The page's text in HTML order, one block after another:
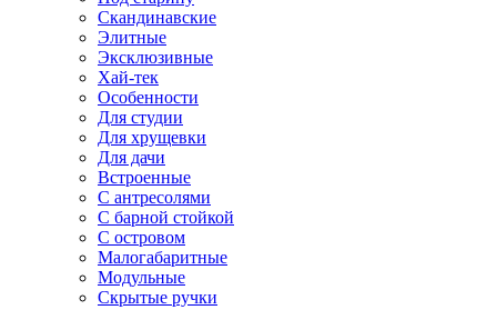
Скандинавские
Элитные
Эксклюзивные
Хай-тек
Особенности
Для студии
Для хрущевки
Для дачи
Встроенные
С антресолями
С барной стойкой
С островом
Малогабаритные
Модульные
Скрытые ручки